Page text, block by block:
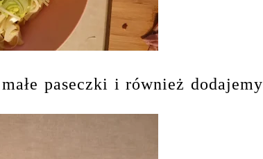
paseczki i również dodajemy